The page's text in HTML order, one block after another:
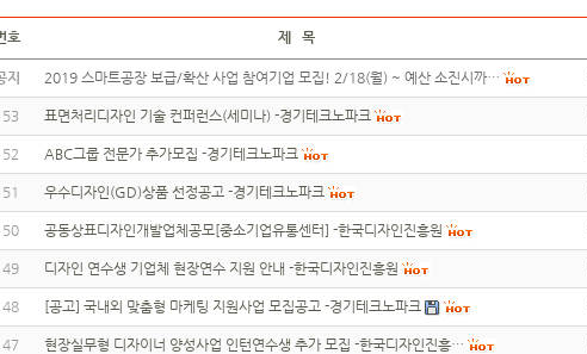
호
제 목
지 2019 스마트공장 보급/확산 사업 참여기업 모집! 2/18(월) ~ 예산 소진시까…
표면처리디자인 기술 컨퍼런스(세미나) -경기테크노파크
ABC그룹 전문가 추가모집 -경기테크노파크
우수디자인(GD)상품 선정공고 -경기테크노파크
공동상표디자인개발업체공모[중소기업유통센터] -한국디자인진흥원
디자인 연수생 기업체 현장연수 지원 안내 -한국디자인진흥원
[공고] 국내외 맞춤형 마케팅 지원사업 모집공고 -경기테크노파크
현장실무형 디자이너 양성사업 인턴연수생 추가 모집 -한국디자인진흥…